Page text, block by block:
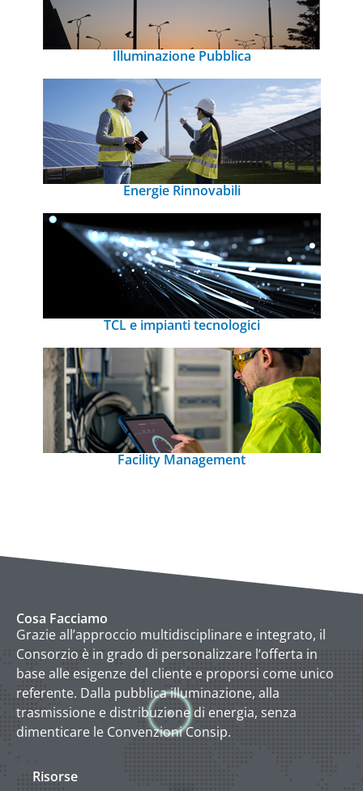
Illuminazione Pubblica
Energie Rinnovabili
TCL e impianti tecnologici
Facility Management
Cosa Facciamo
Grazie all’approccio multidisciplinare e integrato, il
Consorzio è in grado di personalizzare l’offerta in
base alle esigenze del cliente e proporsi come unico
referente. Dalla pubblica illuminazione, alla
trasmissione e distribuzione di energia, senza
dimenticare le Convenzioni Consip.
Risorse